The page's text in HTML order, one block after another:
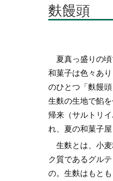
麩饅頭
夏真っ盛りの
和菓子は色々あ
のひとつ「麩饅頭
生麩の生地で餡
帰来（サルトリ
れ、夏の和菓子屋
生麩とは、小
ク質であるグル
の。生麩はもと